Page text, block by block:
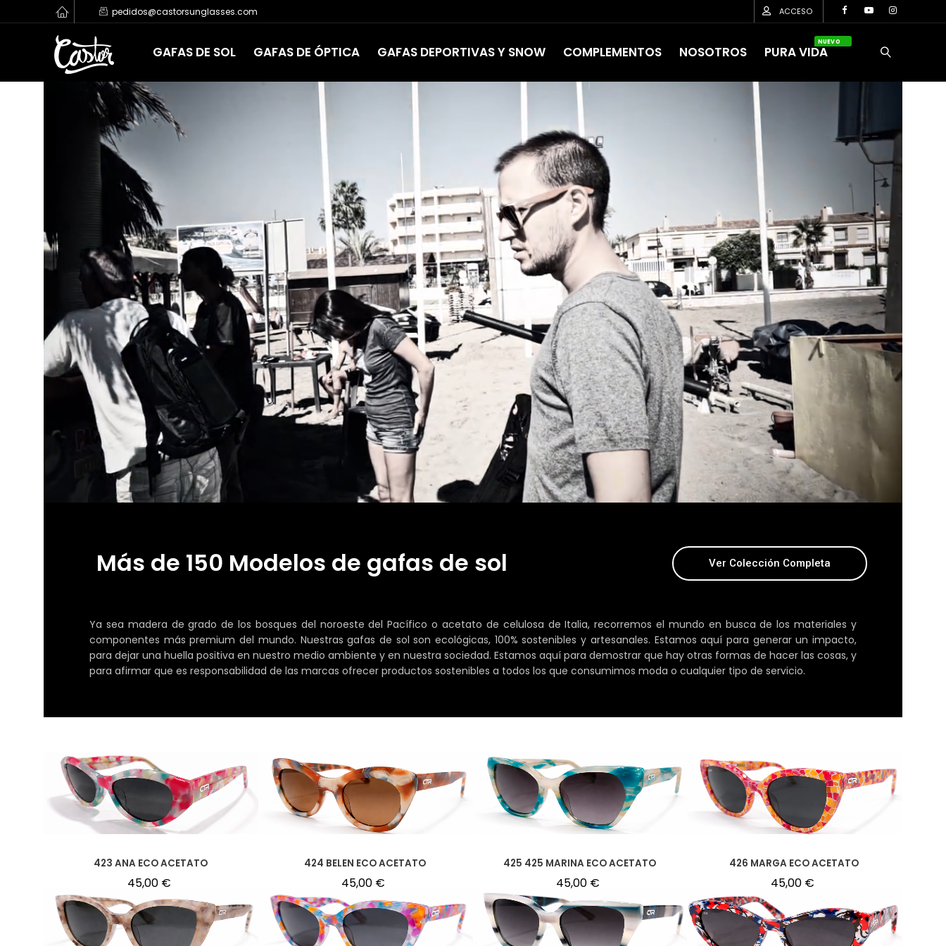
pedidos@castorsunglasses.com ACCESO
GAFAS DE SOL GAFAS DE ÓPTICA GAFAS DEPORTIVAS Y SNOW COMPLEMENTOS NOSOTROS PURA VIDA
NUEVO
Más de 150 Modelos de gafas de sol Ver Colección Completa
Ya sea madera de grado de los bosques del noroeste del Pacífico o acetato de celulosa de Italia, recorremos el mundo en busca de los materiales y
componentes más premium del mundo. Nuestras gafas de sol son ecológicas, 100% sostenibles y artesanales. Estamos aquí para generar un impacto,
para dejar una huella positiva en nuestro medio ambiente y en nuestra sociedad. Estamos aquí para demostrar que hay otras formas de hacer las cosas, y
para afirmar que es responsabilidad de las marcas ofrecer productos sostenibles a todos los que consumimos moda o cualquier tipo de servicio.
423 ANA ECO ACETATO
45,00 €
424 BELEN ECO ACETATO
45,00 €
425 425 MARINA ECO ACETATO
45,00 €
426 MARGA ECO ACETATO
45,00 €